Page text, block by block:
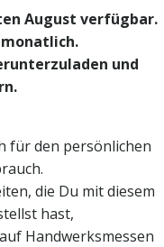
August verfügbar.
und
für den persönlichen
die Du mit diesem
hast,
Handwerksmessen